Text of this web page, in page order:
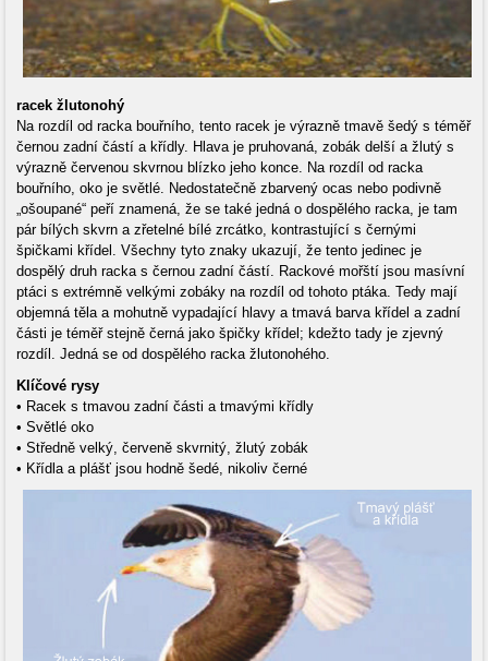
racek žlutonohý
Na rozdíl od racka bouřního, tento racek je výrazně tmavě šedý s téměř
černou zadní částí a křídly. Hlava je pruhovaná, zobák delší a žlutý s
výrazně červenou skvrnou blízko jeho konce. Na rozdíl od racka
bouřního, oko je světlé. Nedostatečně zbarvený ocas nebo podivně
„ošoupané“ peří znamená, že se také jedná o dospělého racka, je tam
pár bílých skvrn a zřetelné bílé zrcátko, kontrastující s černými
špičkami křídel. Všechny tyto znaky ukazují, že tento jedinec je
dospělý druh racka s černou zadní částí. Rackové mořští jsou masívní
ptáci s extrémně velkými zobáky na rozdíl od tohoto ptáka. Tedy mají
objemná těla a mohutně vypadající hlavy a tmavá barva křídel a zadní
části je téměř stejně černá jako špičky křídel; kdežto tady je zjevný
rozdíl. Jedná se od dospělého racka žlutonohého.
Klíčové rysy
• Racek s tmavou zadní části a tmavými křídly
• Světlé oko
• Středně velký, červeně skvrnitý, žlutý zobák
• Křídla a plášť jsou hodně šedé, nikoliv černé